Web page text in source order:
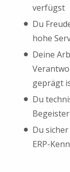
verfügst
Du
hohe
Deine
geprägt
Du
Du
ERP-